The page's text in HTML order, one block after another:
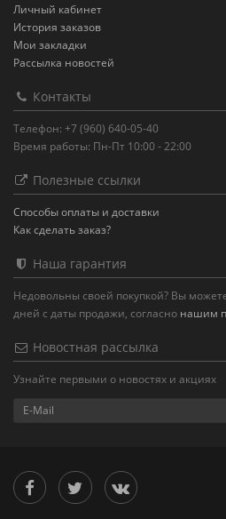
Личный кабинет
История заказов
Мои закладки
Рассылка новостей
Контакты
Телефон: +7 (960) 640-05-40
Время работы: Пн-Пт 10:00 - 22:00
Полезные ссылки
Способы оплаты и доставки
Как сделать заказ?
Наша гарантия
Недовольны своей покупкой? Вы
дней с даты продажи, согласно нашим
Новостная рассылка
Узнайте первыми о новостях и акциях